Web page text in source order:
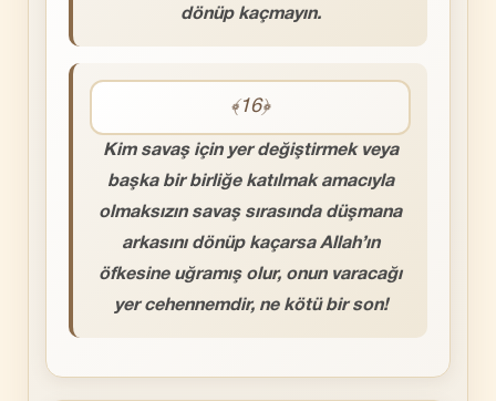
dönüp kaçmayın.
﴾16﴿
Kim savaş için yer değiştirmek veya
başka bir birliğe katılmak amacıyla
olmaksızın savaş sırasında düşmana
arkasını dönüp kaçarsa Allah’ın
öfkesine uğramış olur, onun varacağı
yer cehennemdir, ne kötü bir son!